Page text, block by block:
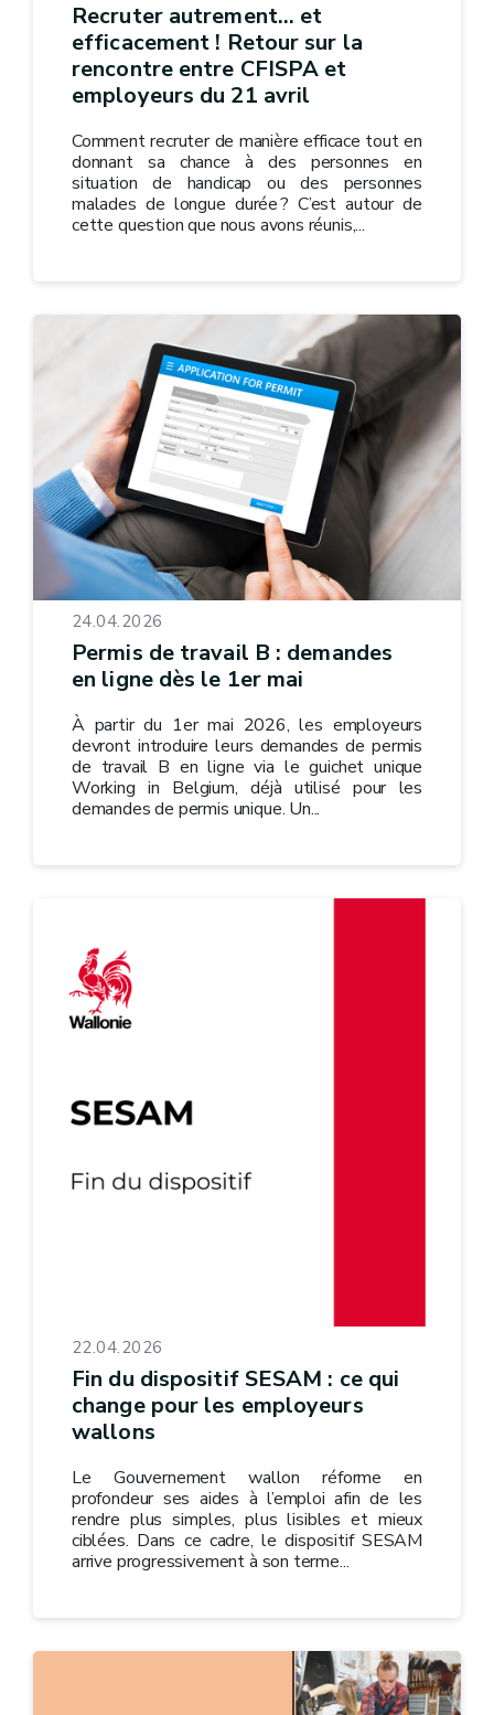
Recruter autrement… et
efficacement ! Retour sur la
rencontre entre CFISPA et
employeurs du 21 avril
Comment recruter de manière efficace tout en
donnant sa chance à des personnes en
situation de handicap ou des personnes
malades de longue durée ? C’est autour de
cette question que nous avons réunis,...
24.04.2026
Permis de travail B : demandes
en ligne dès le 1er mai
À partir du 1er mai 2026, les employeurs
devront introduire leurs demandes de permis
de travail B en ligne via le guichet unique
Working in Belgium, déjà utilisé pour les
demandes de permis unique. Un...
22.04.2026
Fin du dispositif SESAM : ce qui
change pour les employeurs
wallons
Le Gouvernement wallon réforme en
profondeur ses aides à l’emploi afin de les
rendre plus simples, plus lisibles et mieux
ciblées. Dans ce cadre, le dispositif SESAM
arrive progressivement à son terme...